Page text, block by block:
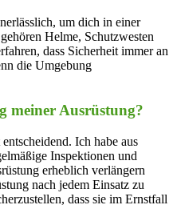
um dich in einer
Helme, Schutzwesten
dass Sicherheit immer an
die Umgebung
meiner Ausrüstung?
Ich habe aus
Inspektionen und
erheblich verlängern
nach jedem Einsatz zu
dass sie im Ernstfall